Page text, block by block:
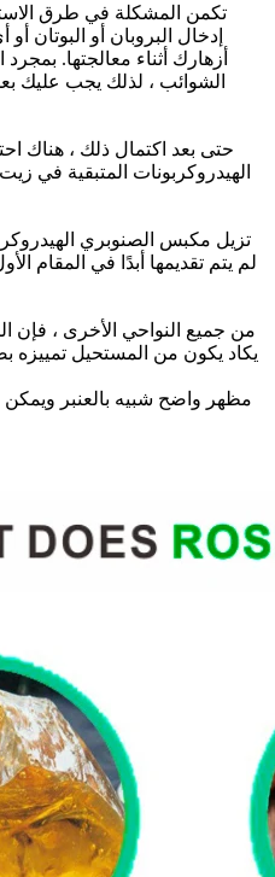
تكمن المشكلة في طرق
إدخال البروبان أو البوتان
أزهارك أثناء معالجتها.
الشوائب ، لذلك يجب عليك
حتى بعد اكتمال ذلك ، هناك
الهيدروكربونات المتبقية في
تزيل مكبس الصنوبري
لم يتم تقديمها أبدًا في المقام
من جميع النواحي الأخرى ، فإن
يكاد يكون من المستحيل
مظهر واضح شبيه بالعنبر ويمكن